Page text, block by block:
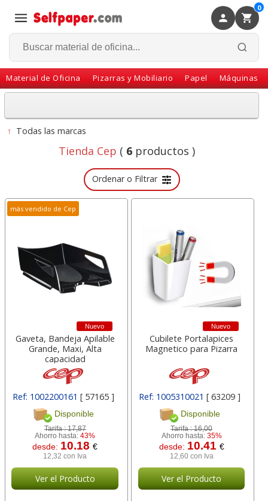
0
Material de Oficina Pizarras y Mobiliario Papel Máquinas
Volver
↑ Todas las marcas
Tienda Cep ( 6productos )
Ordenar o Filtrar
más vendido de Cep
Nuevo
Gaveta, Bandeja Apilable
Grande, Maxi, Alta
capacidad
Ref: 1002200161[ 57165 ]
Disponible
Tarifa :17,87
Ahorro hasta:43%
desde: 10.18€
12,32 con Iva
Ver el Producto
Nuevo
Cubilete Portalapices
Magnetico para Pizarra
Ref: 1005310021[ 63209 ]
Disponible
Tarifa :16,00
Ahorro hasta: 35%
desde: 10.41 €
12,60 con Iva
Ver el Producto